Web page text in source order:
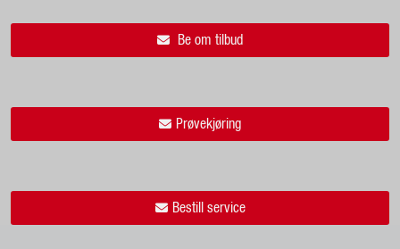
Be om tilbud
Prøvekjøring
Bestill service